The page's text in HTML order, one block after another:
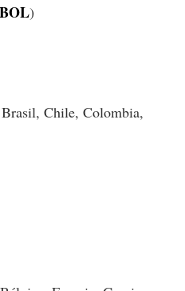
)
Chile, Colombia,